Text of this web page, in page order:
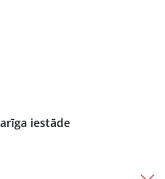
iestāde